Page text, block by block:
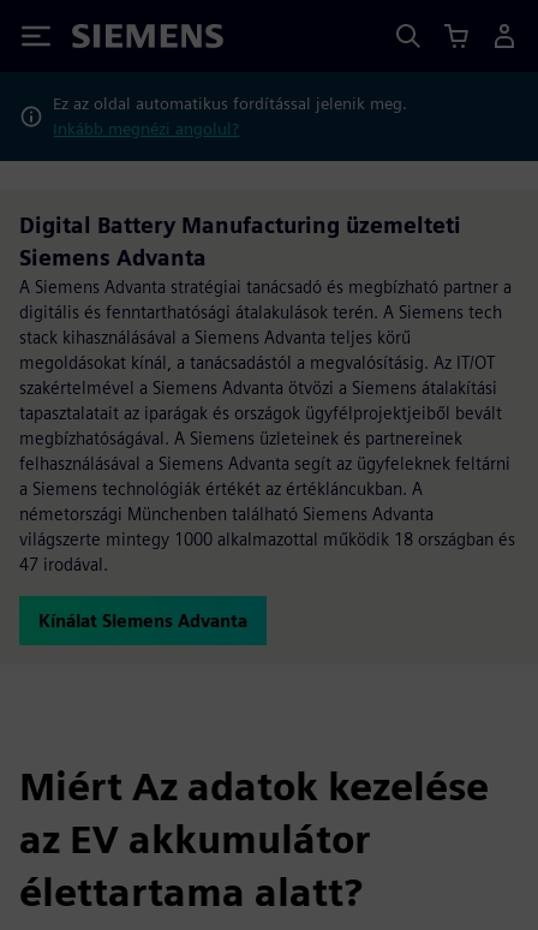
Siemens
Ez az oldal automatikus fordítással jelenik meg.
Inkább megnézi angolul?
Digital Battery Manufacturing üzemelteti
Siemens Advanta
A Siemens Advanta stratégiai tanácsadó és megbízható partner a
digitális és fenntarthatósági átalakulások terén. A Siemens tech
stack kihasználásával a Siemens Advanta teljes körű
megoldásokat kínál, a tanácsadástól a megvalósításig. Az IT/OT
szakértelmével a Siemens Advanta ötvözi a Siemens átalakítási
tapasztalatait az iparágak és országok ügyfélprojektjeiből bevált
megbízhatóságával. A Siemens üzleteinek és partnereinek
felhasználásával a Siemens Advanta segít az ügyfeleknek feltárni
a Siemens technológiák értékét az értékláncukban. A
németországi Münchenben található Siemens Advanta
világszerte mintegy 1000 alkalmazottal működik 18 országban és
47 irodával.
Kínálat Siemens Advanta
Miért Az adatok kezelése
az EV akkumulátor
élettartama alatt?